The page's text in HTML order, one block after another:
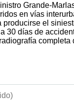
Grande-
en vías
el
30 días de
completa